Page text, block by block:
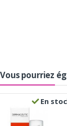
Vous pourriez
En